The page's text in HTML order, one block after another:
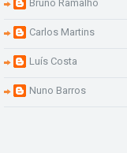
Bruno Ramalho
Carlos Martins
Luís Costa
Nuno Barros